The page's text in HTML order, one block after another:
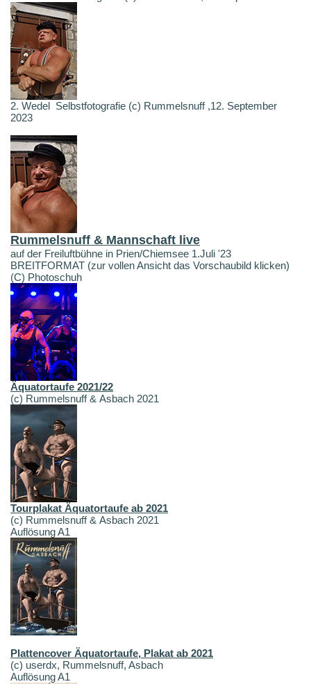
2. Wedel Selbstfotografie (c) Rummelsnuff ,12. September
2023
Rummelsnuff & Mannschaft live
auf der Freiluftbühne in Prien/Chiemsee 1.Juli '23
BREITFORMAT (zur vollen Ansicht das Vorschaubild klicken)
(C) Photoschuh
Äquatortaufe 2021/22
(c) Rummelsnuff & Asbach 2021
Tourplakat Äquatortaufe ab 2021
(c) Rummelsnuff & Asbach 2021
Auflösung A1
Plattencover Äquatortaufe, Plakat ab 2021
(c) userdx, Rummelsnuff, Asbach
Auflösung A1